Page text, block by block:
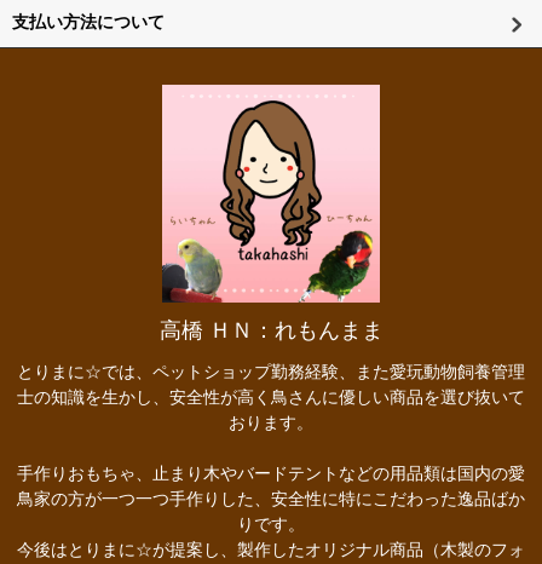
支払い方法について
高橋 ＨＮ：れもんまま
とりまに☆では、ペットショップ勤務経験、また愛玩動物飼養管理
士の知識を生かし、安全性が高く鳥さんに優しい商品を選び抜いて
おります。
手作りおもちゃ、止まり木やバードテントなどの用品類は国内の愛
鳥家の方が一つ一つ手作りした、安全性に特にこだわった逸品ばか
りです。
今後はとりまに☆が提案し、製作したオリジナル商品（木製のフォ